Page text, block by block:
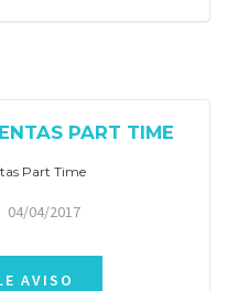
PART TIME
Part Time
04/04/2017
AVISO